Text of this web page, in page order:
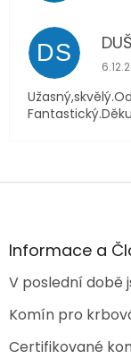
DS
Z
aInformace a
V poslední době
Komín pro
Certifikované